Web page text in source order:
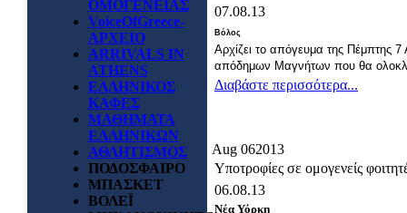
ΟΜΟΓΕΝΕΙΑΣ
VoiceOfGreece-
ΑΡΧΕΙΟ
ARRIVALS IN
ATHENS
ΕΛΛΗΝΙΚΟΣ
ΚΑΦΕΣ
ΜΑΘΗΜΑΤΑ
ΕΛΛΗΝΙΚΩΝ
ΑΘΛΗΤΙΣΜΟΣ
ΠΟΔΟΣΦΑΙΡΟ
ΜΠΑΣΚΕΤ
ΒΟΛΕΪ
07.08.13
Βόλος
Αρχίζει το απόγευμα της Πέμπτης
απόδημων Μαγνήτων που θα
Διαβάστε περισσότερα...
Aug 062013
Υποτροφίες σε ομογενείς
06.08.13
Νέα Υόρκη